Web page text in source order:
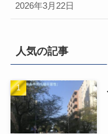
2026年3月22日
人気の記事